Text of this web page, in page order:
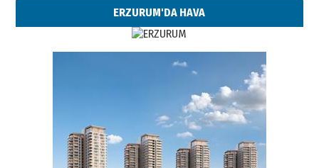
ERZURUM'DA HAVA
Esat BİNDESEN